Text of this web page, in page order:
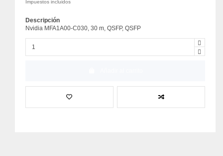
Impuestos incluidos
Descripción
Nvidia MFA1A00-C030, 30 m, QSFP, QSFP